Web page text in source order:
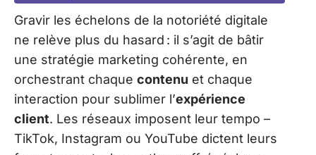
Gravir les échelons de la notoriété digitale
ne relève plus du hasard : il s’agit de bâtir
une stratégie marketing cohérente, en
orchestrant chaque contenu et chaque
interaction pour sublimer l’expérience
client. Les réseaux imposent leur tempo –
TikTok, Instagram ou YouTube dictent leurs